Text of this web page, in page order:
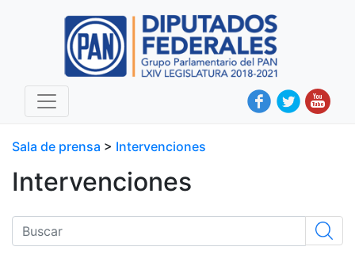
Sala de prensa > Intervenciones
Intervenciones